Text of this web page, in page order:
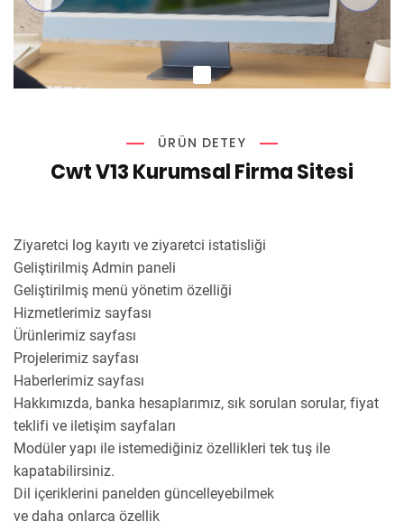
ÜRÜN DETEY
Cwt V13 Kurumsal Firma Sitesi
Ziyaretci log kayıtı ve ziyaretci istatisliği
Geliştirilmiş Admin paneli
Geliştirilmiş menü yönetim özelliği
Hizmetlerimiz sayfası
Ürünlerimiz sayfası
Projelerimiz sayfası
Haberlerimiz sayfası
Hakkımızda, banka hesaplarımız, sık sorulan sorular, fiyat
teklifi ve iletişim sayfaları
Modüler yapı ile istemediğiniz özellikleri tek tuş ile
kapatabilirsiniz.
Dil içeriklerini panelden güncelleyebilmek
ve daha onlarca özellik